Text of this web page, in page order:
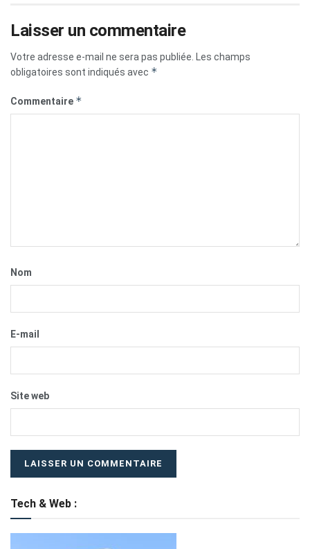
Laisser un commentaire
Votre adresse e-mail ne sera pas publiée. Les champs
obligatoires sont indiqués avec *
Commentaire *
Nom
E-mail
Site web
Tech & Web :